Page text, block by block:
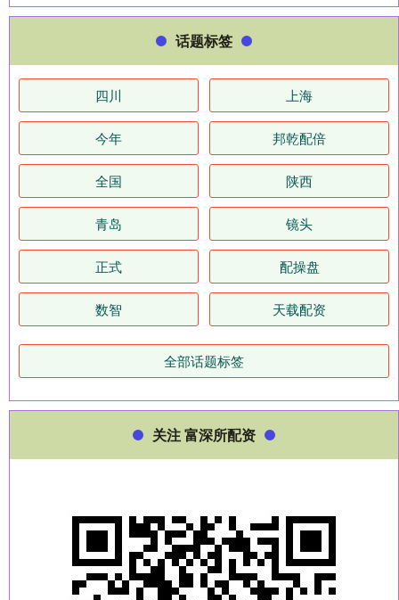
话题标签
四川 上海
今年 邦乾配倍
全国 陕西
青岛 镜头
正式 配操盘
数智 天载配资
全部话题标签
关注 富深所配资